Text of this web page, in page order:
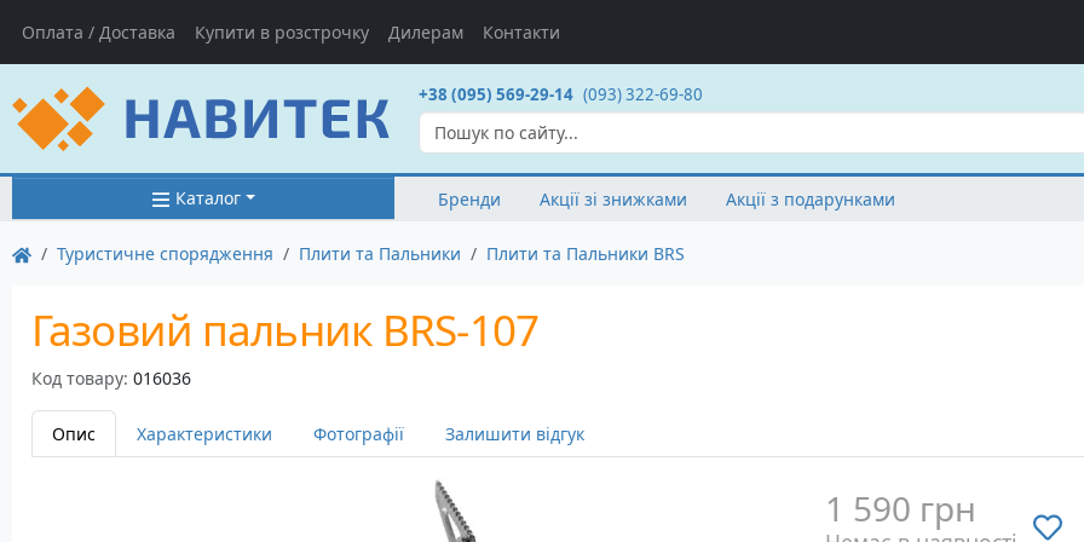
Оплата / Доставка Купити в розстрочку Дилерам Контакти
+38 (095) 569-29-14 (093) 322-69-80
Каталог Бренди Акції зі знижками Акції з подарунками
Туристичне спорядження Плити та Пальники Плити та Пальники BRS
Газовий пальник BRS-107
Код товару: 016036
Опис Характеристики Фотографії Залишити відгук
1 590 грн